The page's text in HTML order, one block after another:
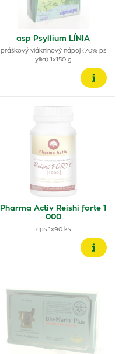
asp Psyllium LÍNIA
práškový vlákninový nápoj (70% ps
yllia) 1x150 g
Pharma Activ Reishi forte 1
000
cps 1x90 ks